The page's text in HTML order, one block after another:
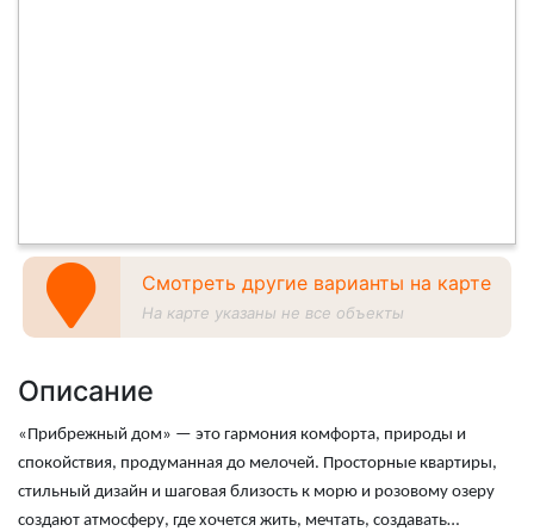
Смотреть другие варианты на карте
На карте указаны не все объекты
Описание
«Прибрежный дом» — это гармония комфорта, природы и
спокойствия, продуманная до мелочей. Просторные квартиры,
стильный дизайн и шаговая близость к морю и розовому озеру
создают атмосферу, где хочется жить, мечтать, создавать…